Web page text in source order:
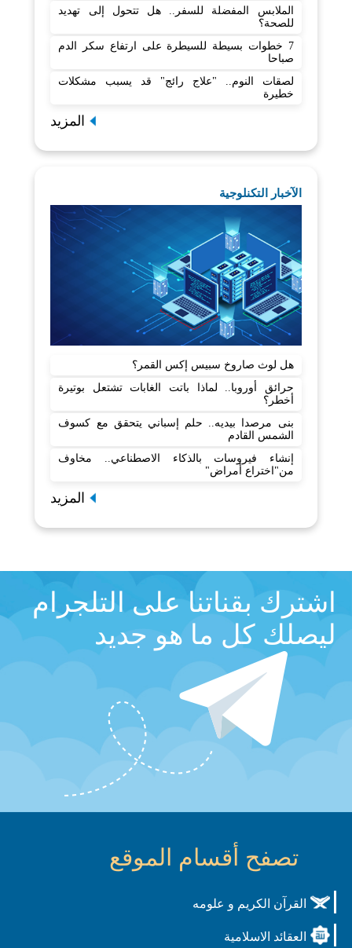
الملابس المفضلة للسفر.. هل تتحول إلى تهديد
للصحة؟
7 خطوات بسيطة للسيطرة على ارتفاع سكر الدم
صباحا
لصقات النوم.. "علاج رائج" قد يسبب مشكلات
خطيرة
المزيد
الآخبار التكنلوجية
هل لوث صاروخ سبيس إكس القمر؟
حرائق أوروبا.. لماذا باتت الغابات تشتعل بوتيرة
أخطر؟
بنى مرصدا بيديه.. حلم إسباني يتحقق مع كسوف
الشمس القادم
إنشاء فيروسات بالذكاء الاصطناعي.. مخاوف
من"اختراع أمراض"
المزيد
اشترك بقناتنا على التلجرام
ليصلك كل ما هو جديد
تصفح أقسام الموقع
القرآن الكريم و علومه
العقائد الاسلامية